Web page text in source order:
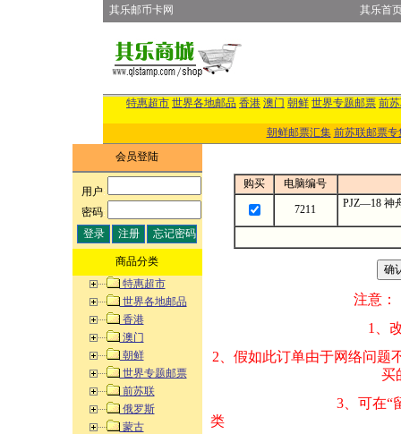
其乐邮币卡网 其乐首
特惠超市 世界各地邮品 香港 澳门 朝鲜 世界专题邮票 前
朝鲜邮票汇集 前苏联邮票专
会员登陆
用户:
密码:
商品分类
特惠超市
世界各地邮品
香港
澳门
朝鲜
世界专题邮票
前苏联
俄罗斯
蒙古
购买 电脑编号
7211 PJZ—18 神
注意：
1、改变商品数量
2、假如此订单由
买的邮品的“
3、可在“
类 方式告之